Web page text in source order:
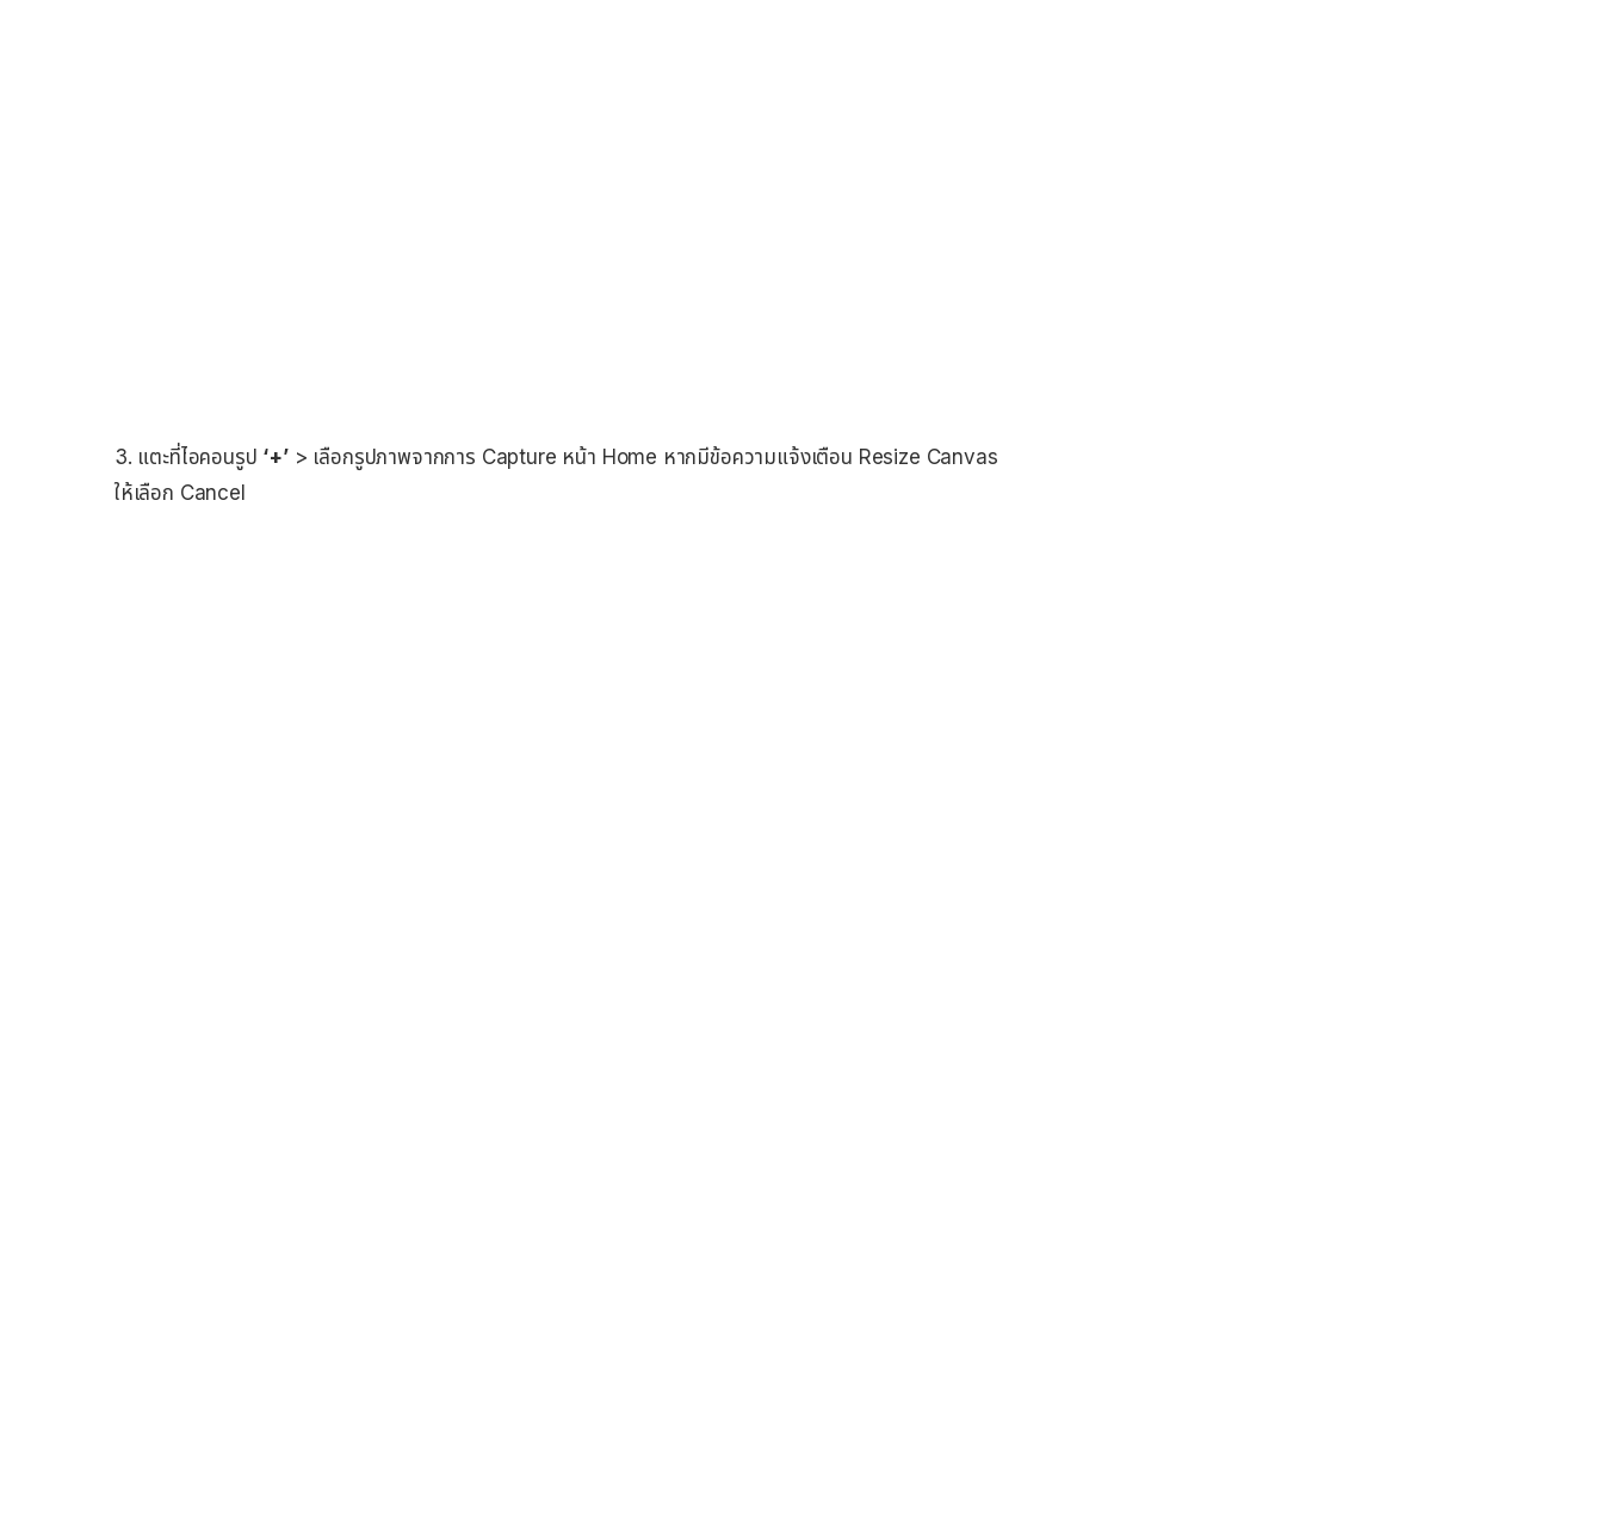
3. แตะที่ไอคอนรูป ‘+’> เลือกรูปภาพจากการ Capture หน้า Home หากมีข้อความแจ้งเตือน Resize Canvas
ให้เลือก Cancel